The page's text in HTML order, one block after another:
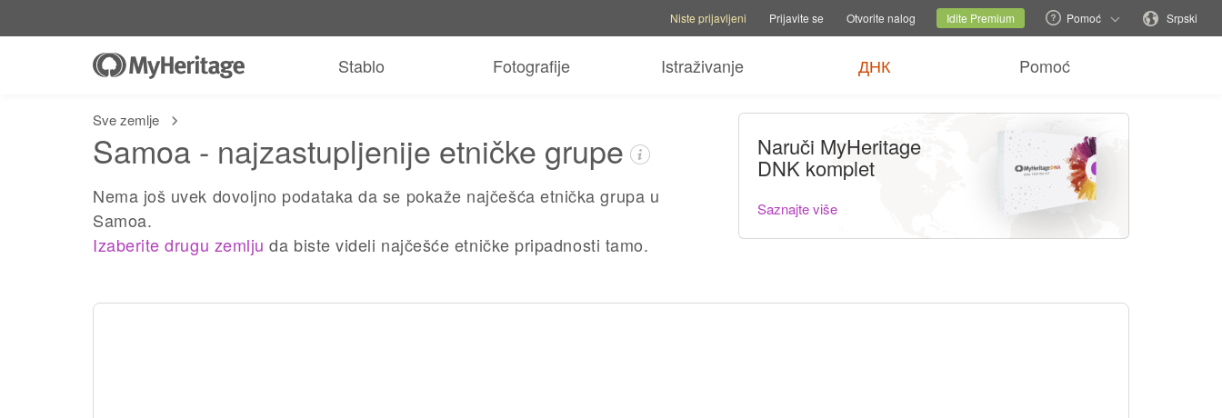
Trenutni sajtPromenite jezik
Niste prijavljeni Prijavite se Otvorite nalog Idite Premium Pomoć Srpski
Stablo Fotografije Istraživanje ДНК Pomoć
Sve zemlje
Samoa - najzastupljenije etničke grupe
Nema još uvek dovoljno podataka da se pokaže najčešća etnička grupa u
Samoa.
Izaberite drugu zemlju da biste videli najčešće etničke pripadnosti tamo.
Naruči MyHeritage
DNK komplet
Saznajte više